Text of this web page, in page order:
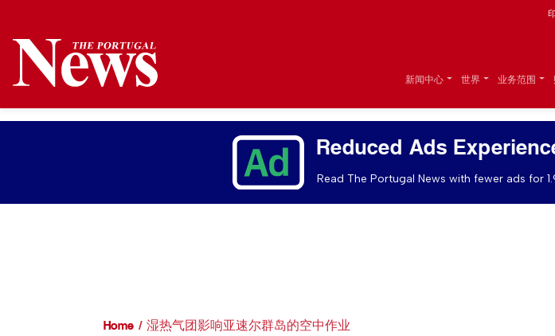
新闻中心 世界 业务范围
Reduced Ads
Read The Portugal News with fewer ads for
Home 湿热气团影响亚速尔群岛的空中作业